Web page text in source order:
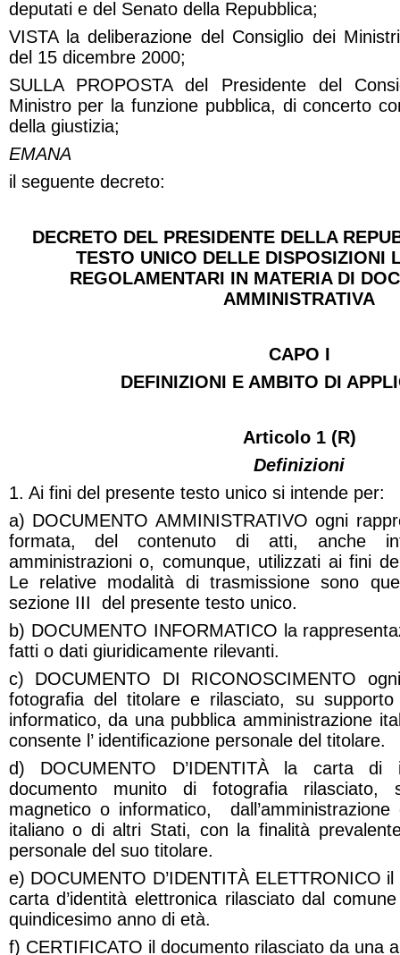
deputati e del Senato della Repubblica;
VISTA la deliberazione del Consiglio dei
del 15 dicembre 2000;
SULLA PROPOSTA del Presidente del
Ministro per la funzione pubblica, di concerto
della giustizia;
EMANA
il seguente decreto:
DECRETO DEL PRESIDENTE DELLA
TESTO UNICO DELLE DISPOSIZIONI
REGOLAMENTARI IN MATERIA DI
AMMINISTRATIVA
CAPO I
DEFINIZIONI E AMBITO DI
Articolo 1 (R)
Definizioni
1. Ai fini del presente testo unico si intende per:
a) DOCUMENTO AMMINISTRATIVO ogni
formata, del contenuto di atti, anche
amministrazioni o, comunque, utilizzati ai fini
Le relative modalità di trasmissione sono
sezione III del presente testo unico.
b) DOCUMENTO INFORMATICO la
fatti o dati giuridicamente rilevanti.
c) DOCUMENTO DI RICONOSCIMENTO
fotografia del titolare e rilasciato, su
informatico, da una pubblica amministrazione
consente l’ identificazione personale del titolare.
d) DOCUMENTO D’IDENTITÀ la carta
documento munito di fotografia rilasciato,
magnetico o informatico,
italiano o di altri Stati, con la finalità
personale del suo titolare.
e) DOCUMENTO D’IDENTITÀ ELETTRONICO
carta d’identità elettronica rilasciato dal
quindicesimo anno di età.
f) CERTIFICATO il documento rilasciato da una